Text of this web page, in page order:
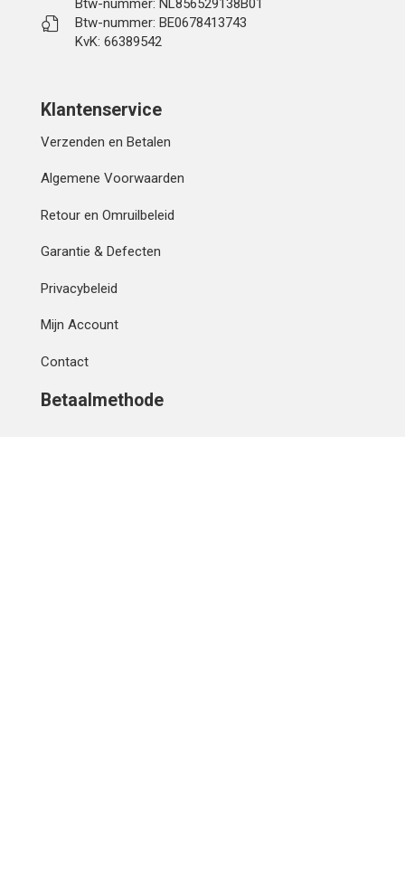
Btw-nummer: NL856529138B01
Btw-nummer: BE0678413743
KvK: 66389542
Klantenservice
Verzenden en Betalen
Algemene Voorwaarden
Retour en Omruilbeleid
Garantie & Defecten
Privacybeleid
Mijn Account
Contact
Betaalmethode